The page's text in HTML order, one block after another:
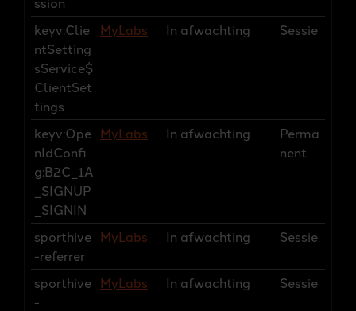
keyv:Clie
ntSetting
sService$
ClientSet
tings
MyLabs In afwachting Sessie
keyv:Ope
nIdConfi
g:B2C_1A
_SIGNUP
_SIGNIN
MyLabs In afwachting
Perma
nent
sporthive
-referrer
MyLabs In afwachting Sessie
sporthive
-
MyLabs In afwachting Sessie